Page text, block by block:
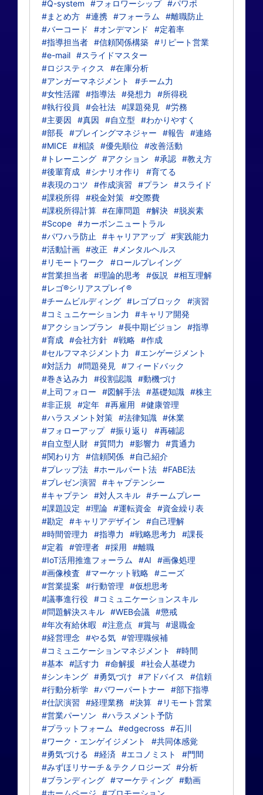
#Q-system #フォロワーシップ #パワポ
#まとめ方 #連携 #フォーラム
#離職防止
#バーコード
#オンデマンド
#定着率
#指導担当者 #信頼関係構築 #リピート営業
#e-mail #スライドマスター
#ロジスティクス
#在庫分析
#アンガーマネジメント
#チーム力
#女性活躍 #指導法 #発想力
#所得税
#執行役員
#会社法 #課題発見
#労務
#主要因
#真因 #自立型
#わかりやすく
#部長 #プレイングマネジャー #報告 #連絡
#MICE #相談 #優先順位
#改善活動
#トレーニング #アクション #承認 #教え方
#後輩育成 #シナリオ作り
#育てる
#表現のコツ
#作成演習 #プラン
#スライド
#課税所得 #税金対策 #交際費
#課税所得計算 #在庫問題 #解決 #脱炭素
#Scope #カーボンニュートラル
#パワハラ防止
#キャリアアップ #実践能力
#活動計画 #改正
#メンタルヘルス
#リモートワーク
#ロールプレイング
#営業担当者 #理論的思考 #仮説
#相互理解
#レゴ®シリアスプレイ®
#チームビルディング #レゴブロック
#演習
#コミュニケーション力
#キャリア開発
#アクションプラン
#長中期ビジョン
#指導
#育成 #会社方針 #戦略 #作成
#セルフマネジメント力
#エンゲージメント
#対話力
#問題発見
#フィードバック
#巻き込み力
#役割認識 #動機づけ
#上司フォロー
#図解手法 #基礎知識 #株主
#非正規
#定年 #再雇用
#健康管理
#ハラスメント対策 #法律知識 #休業
#フォローアップ #振り返り
#再確認
#自立型人財 #質問力 #影響力
#貫通力
#関わり方 #信頼関係 #自己紹介
#プレップ法 #ホールパート法 #FABE法
#プレゼン演習
#キャプテンシー
#キャプテン
#対人スキル #チームプレー
#課題設定
#理論 #運転資金
#資金繰り表
#勘定
#キャリアデザイン
#自己理解
#時間管理力
#指導力 #戦略思考力
#課長
#定着 #管理者 #採用
#離職
#IoT活用推進フォーラム
#AI
#画像処理
#画像検査
#マーケット戦略 #ニーズ
#営業提案
#行動管理
#仮想思考
#議事進行役 #コミュニケーションスキル
#問題解決スキル #WEB会議
#懲戒
#年次有給休暇
#注意点 #賞与 #退職金
#経営理念 #やる気 #管理職候補
#コミュニケーションマネジメント
#時間
#基本
#話す力 #命解援
#社会人基礎力
#シンキング #勇気づけ #アドバイス
#信頼
#行動分析学 #パワーパートナー
#部下指導
#仕訳演習
#経理業務 #決算 #リモート営業
#営業パーソン
#ハラスメント予防
#プラットフォーム
#edgecross #石川
#ワーク・エンゲイジメント
#共同体感覚
#勇気づける
#経済 #エコノミスト
#門間
#みずほリサーチ＆テクノロジーズ #分析
#ブランディング #マーケティング #動画
#ホームページ
#プロモーション